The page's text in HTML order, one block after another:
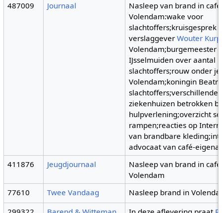
487009
Journaal
Nasleep van brand in café
Volendam:wake voor
slachtoffers;kruisgesprek
verslaggeverWouter
Volendam;burgemeester
IJsselmuiden over aantal
slachtoffers;rouw onder
Volendam;koningin
slachtoffers;verschillende
ziekenhuizen betrokken
hulpverlening;overzicht
rampen;reacties op
van brandbare
advocaat van café-
411876
Jeugdjournaal
Nasleep van brand in
Volendam
77610
Twee Vandaag
Nasleep brand in